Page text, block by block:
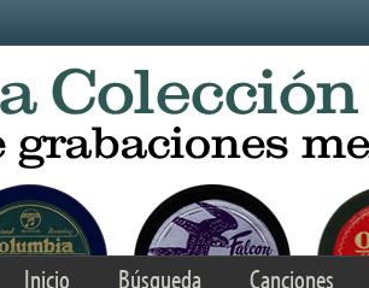
Inicio Búsqueda Canciones